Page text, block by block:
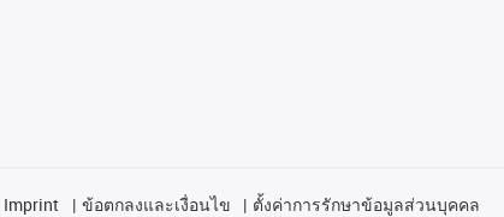
Imprint ข้อตกลงและเงื่อนไข ตั้งค่าการรักษาข้อมูลส่วนบุคคล